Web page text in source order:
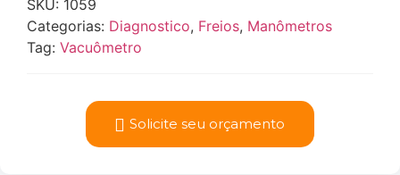
SKU: 1059
Categorias: Diagnostico, Freios, Manômetros
Tag: Vacuômetro
Solicite seu orçamento